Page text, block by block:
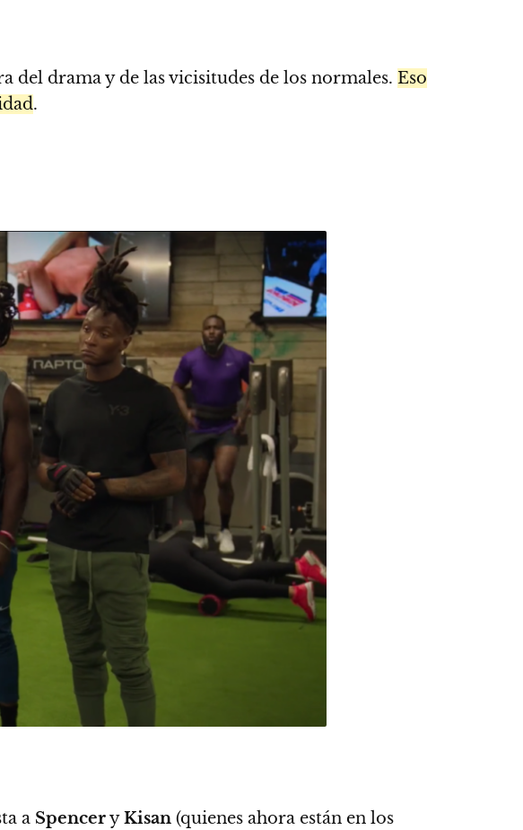
del drama y de las vicisitudes de los normales. Eso
.
a SpenceryKisan (quienes ahora están en los